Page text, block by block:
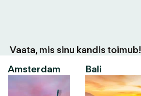
Vaata, mis sinu kandis toimub!
Amsterdam
Bali